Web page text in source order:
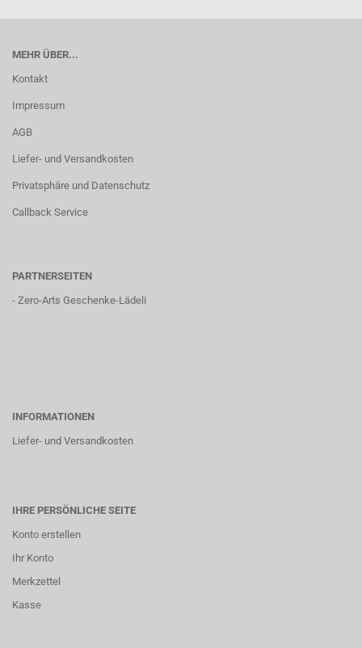
MEHR ÜBER...
Kontakt
Impressum
AGB
Liefer- und Versandkosten
Privatsphäre und Datenschutz
Callback Service
PARTNERSEITEN
- Zero-Arts Geschenke-Lädeli
INFORMATIONEN
Liefer- und Versandkosten
IHRE PERSÖNLICHE SEITE
Konto erstellen
Ihr Konto
Merkzettel
Kasse